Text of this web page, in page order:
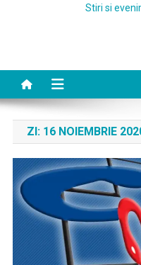
Stiri si
ZI: 16 NOIEMBRIE